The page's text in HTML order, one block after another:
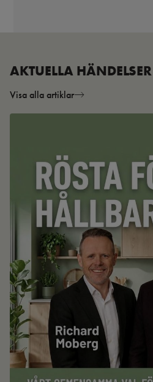
AKTUELLA HÄNDELSER
Visa alla artiklar